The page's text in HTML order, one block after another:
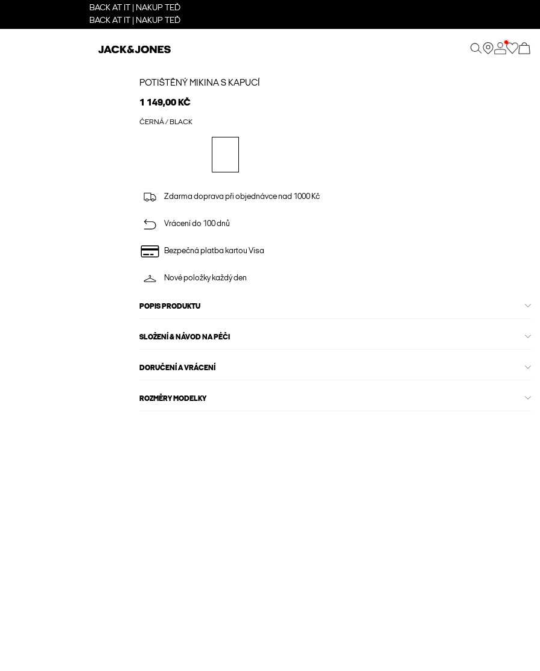
BACK AT IT | NAKUP TEĎ
BACK AT IT | NAKUP TEĎ
POTIŠTĚNÝ MIKINA S KAPUCÍ
1 149,00 KČ
ČERNÁ / BLACK
Zdarma doprava při objednávce nad 1000 Kč
Vrácení do 100 dnů
Bezpečná platba kartou Visa
Nové položky každý den
POPIS PRODUKTU
SLOŽENÍ & NÁVOD NA PÉČI
DORUČENÍ A VRÁCENÍ
ROZMĚRY MODELKY